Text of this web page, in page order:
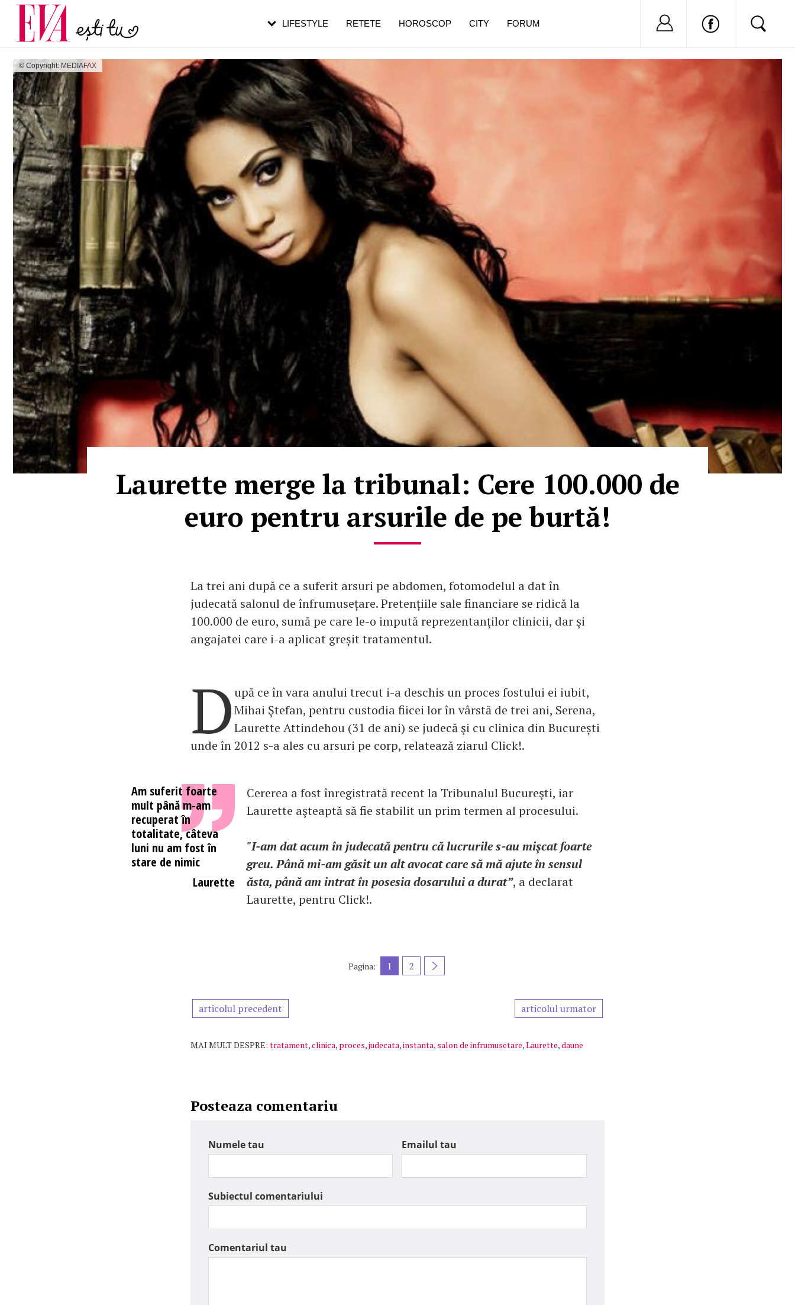
© Copyright: MEDIAFAX
Laurette merge la tribunal: Cere 100.000 de
euro pentru arsurile de pe burtă!
La trei ani după ce a suferit arsuri pe abdomen, fotomodelul a dat în
judecată salonul de înfrumusețare. Pretențiile sale financiare se ridică la
100.000 de euro, sumă pe care le-o impută reprezentanţilor clinicii, dar şi
angajatei care i-a aplicat greșit tratamentul.
D upă ce în vara anului trecut i-a deschis un proces fostului ei iubit,
Mihai Ştefan, pentru custodia fiicei lor în vârstă de trei ani, Serena,
Laurette Attindehou (31 de ani) se judecă şi cu clinica din București
unde în 2012 s-a ales cu arsuri pe corp, relatează ziarul Click!.
Am suferit foarte
mult până m-am
recuperat în
totalitate, câteva
luni nu am fost în
stare de nimic
Laurette
Cererea a fost înregistrată recent la Tribunalul Bucureşti, iar
Laurette aşteaptă să fie stabilit un prim termen al procesului.
"I-am dat acum în judecată pentru că lucrurile s-au mişcat foarte
greu. Până mi-am găsit un alt avocat care să mă ajute în sensul
ăsta, până am intrat în posesia dosarului a durat”, a declarat
Laurette, pentru Click!.
Pagina: 1 2
articolul precedent articolul urmator
MAI MULT DESPRE: tratament,clinica, proces,judecata,instanta, salon de infrumusetare,Laurette,daune
Posteaza comentariu
Numele tau Emailul tau
Subiectul comentariului
Comentariul tau
LIFESTYLE RETETE HOROSCOP CITY FORUM Nu ai cont?
Carieră
Actualitate
pe măsură ce înaintezi în vârstă
de dureroasă este investigația